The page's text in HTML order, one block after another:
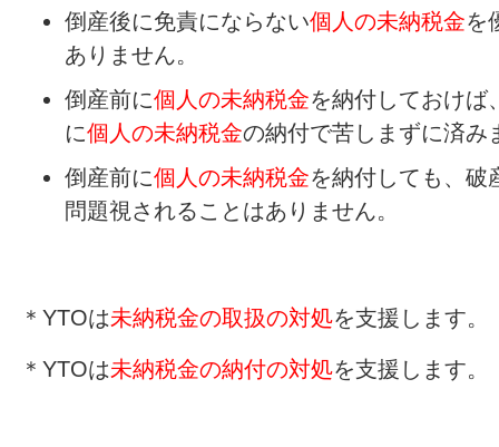
倒産後に免責にならない個人の未納税金を
ありません。
倒産前に個人の未納税金を納付しておけば
に個人の未納税金の納付で苦しまずに済み
倒産前に個人の未納税金を納付しても、破
問題視されることはありません。
＊YTOは未納税金の取扱の対処を支援します。
＊YTOは未納税金の納付の対処を支援します。